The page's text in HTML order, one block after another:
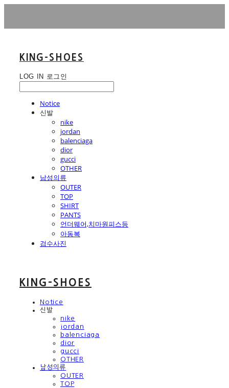
KING-SHOES
LOG IN 로그인
Notice
신발
nike
jordan
balenciaga
dior
gucci
OTHER
남성의류
OUTER
TOP
SHIRT
PANTS
언더웨어,치마원피스등
아동복
검수사진
KING-SHOES
Notice
신발
nike
jordan
balenciaga
dior
gucci
OTHER
남성의류
OUTER
TOP